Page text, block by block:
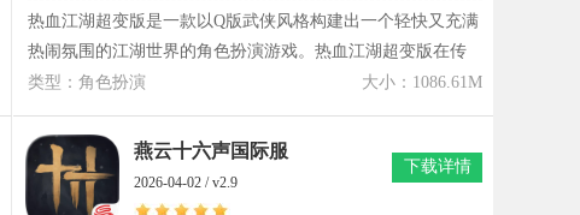
战。
热血江湖超变版是一款以Q版武侠风格构建出一个轻快又充满
热闹氛围的江湖世界的角色扮演游戏。热血江湖超变版在传
统武侠基础上加入多职业成长与自由转职机制，使角色发展
路线更具延展性。热血江湖超变版融合帮会战、跨服对抗与
情缘社交等多种玩法，让江湖互动更具真实感与参与感。热
血江湖超变版通过清新画面与流畅动作表现，营造出节奏明
快的战斗体验，同时在技能释放与打击反馈上强化手感表
大小：1086.61M
类型：角色扮演
燕云十六声国际服
2026-04-02 / v2.9
下载详情